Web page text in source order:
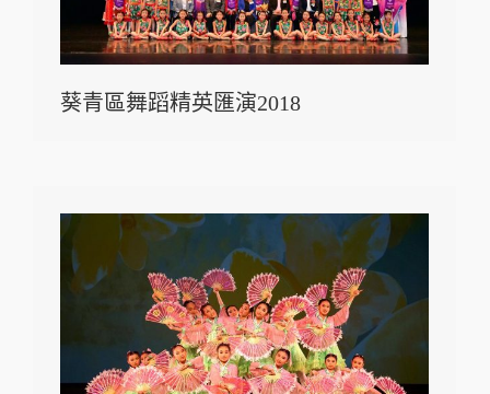
葵青區舞蹈精英匯演2018